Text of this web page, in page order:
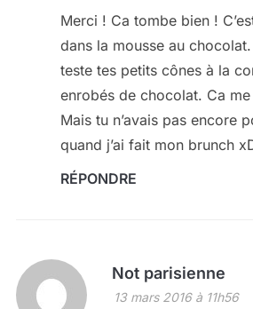
Merci ! Ca tombe bien !
dans la mousse au
teste tes petits cônes à la
enrobés de chocolat. Ca
Mais tu n’avais pas encore
quand j’ai fait mon brunch
RÉPONDRE
Not parisienne
13 mars 2016 à 11h56